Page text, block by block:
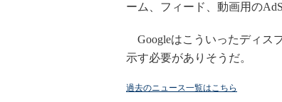
ーム、フィード、動画用の
Googleはこういったディス
示す必要がありそうだ。
過去のニュース一覧はこちら